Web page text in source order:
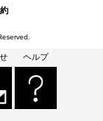
ヘルプ